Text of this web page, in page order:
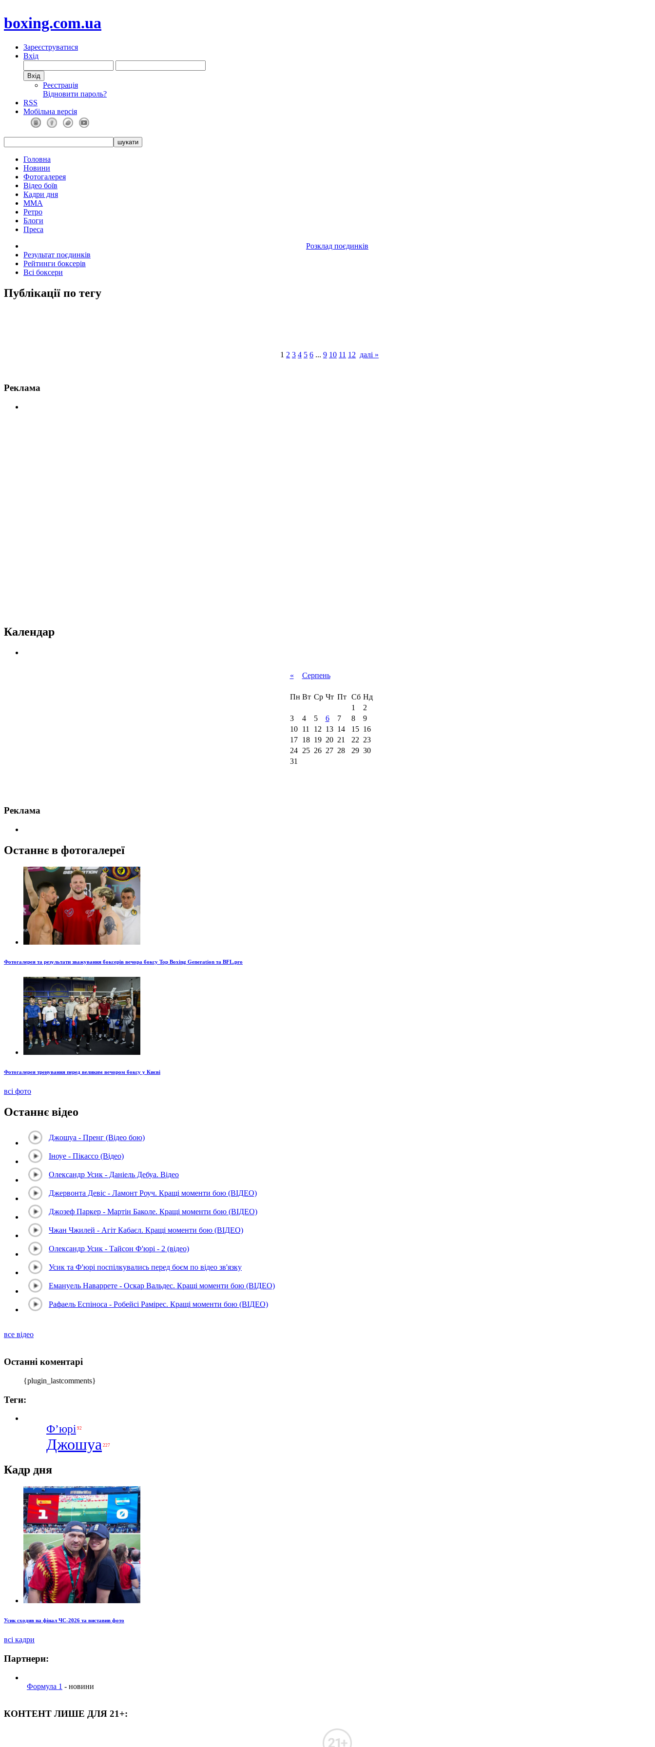
boxing.com.ua
Зареєструватися
Вхід
Реєстрація
Відновити пароль?
RSS
Мобільна версія
Головна
Новини
Фотогалерея
Відео боїв
Кадри дня
ММА
Ретро
Блоги
Преса
Розклад поєдинків
Результат поєдинків
Рейтинги боксерів
Всі боксери
Публікації по тегу
1 2 3 4 5 6 ... 9 10 11 12 далі »
Реклама
Календар
« Серпень
Пн Вт Ср Чт Пт Сб Нд
1
2
3
4 5 6 7 8
9
10
11 12 13 14 15 16
17
18 19 20 21 22 23
24
25 26 27 28 29 30
31
Реклама
Останнє в фотогалереї
Фотогалерея та результати зважування боксерів вечора боксу Top Boxing Generation та BFL.pro
Фотогалерея тренування перед великим вечором боксу у Києві
всі фото
Останнє відео
Джошуа - Пренг (Відео бою)
Іноуе - Пікассо (Відео)
Олександр Усик - Даніель Дебуа. Відео
Джервонта Девіс - Ламонт Роуч. Кращі моменти бою (ВІДЕО)
Джозеф Паркер - Мартін Баколе. Кращі моменти бою (ВІДЕО)
Чжан Чжилей - Агіт Кабаєл. Кращі моменти бою (ВІДЕО)
Олександр Усик - Тайсон Ф'юрі - 2 (відео)
Усик та Ф'юрі поспілкувались перед боєм по відео зв'язку
Емануель Наваррете - Оскар Вальдес. Кращі моменти бою (ВІДЕО)
Рафаель Еспіноса - Робейсі Рамірес. Кращі моменти бою (ВІДЕО)
все відео
Останні коментарі
{plugin_lastcomments}
Теги:
Ф’юрі 92
Джошуа 227
Кадр дня
Усик сходив на фінал ЧС-2026 та виставив фото
всі кадри
Партнери:
Формула 1 - новини
КОНТЕНТ ЛИШЕ ДЛЯ 21+: